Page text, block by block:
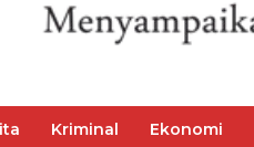
Kriminal Ekonomi